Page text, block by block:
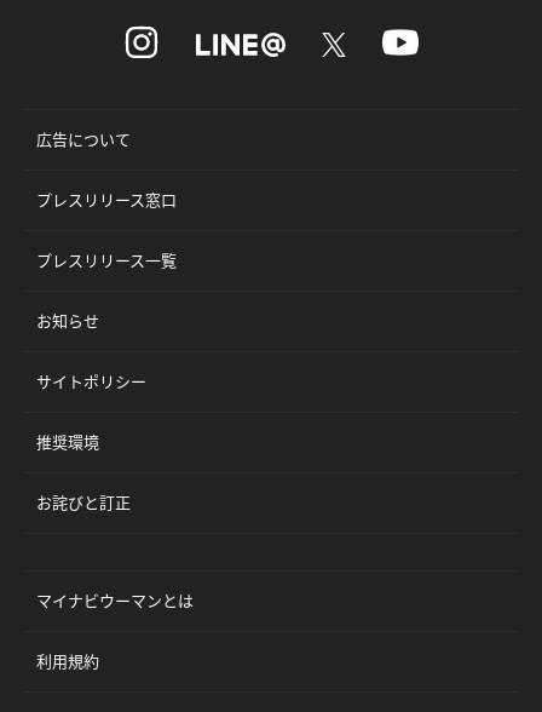
広告について
プレスリリース窓口
プレスリリース一覧
お知らせ
サイトポリシー
推奨環境
お詫びと訂正
マイナビウーマンとは
利用規約